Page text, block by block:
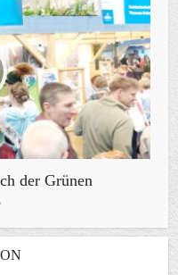
der Grünen